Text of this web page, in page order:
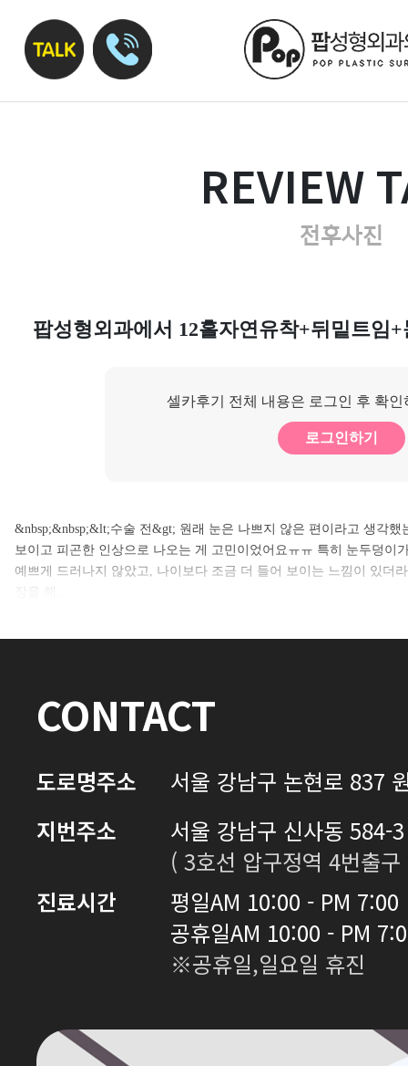
REVIEW
전후사진
팝성형외과에서 12홀자연유착+뒤밑트임
셀카후기 전체 내용은 로그인 후 확
로그인하기
&nbsp;&nbsp;&lt;수술 전&gt; 원래 눈은 나쁘지 않은 편이라고 생각
보이고 피곤한 인상으로 나오는 게 고민이었어요ㅠㅠ 특히 눈두덩이
예쁘게 드러나지 않았고, 나이보다 조금 더 들어 보이는 느낌이 있더
장을 해…
CONTACT
도로명주소
서울 강남구 논현로 837
지번주소
서울 강남구 신사동 584-
( 3호선 압구정역 4번출
진료시간
평일AM 10:00 - PM 7:00
공휴일AM 10:00 - PM
※공휴일,일요일 휴진